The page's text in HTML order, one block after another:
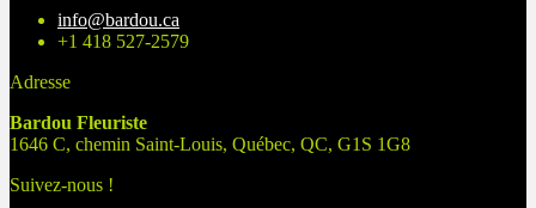
info@bardou.ca
+1 418 527-2579
Adresse
Bardou Fleuriste
1646 C, chemin Saint-Louis, Québec, QC, G1S 1G8
Suivez-nous !